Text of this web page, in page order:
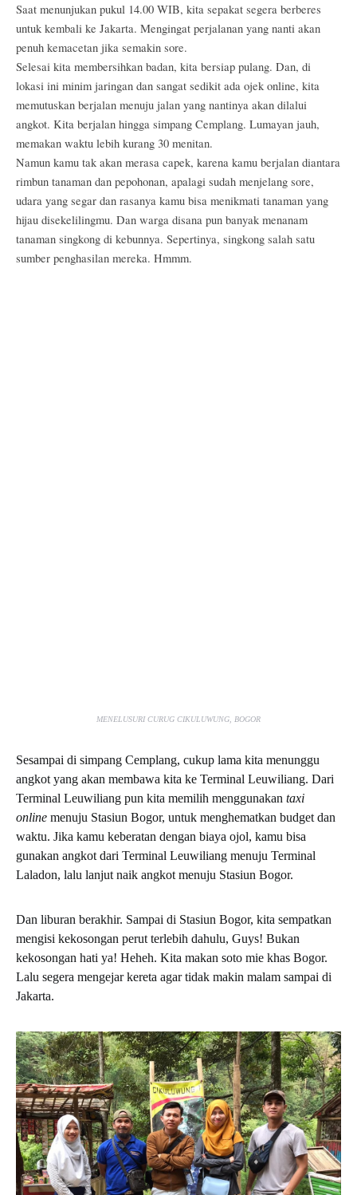
Saat menunjukan pukul 14.00 WIB, kita sepakat segera berberes
untuk kembali ke Jakarta. Mengingat perjalanan yang nanti akan
penuh kemacetan jika semakin sore.
Selesai kita membersihkan badan, kita bersiap pulang. Dan, di
lokasi ini minim jaringan dan sangat sedikit ada ojek online, kita
memutuskan berjalan menuju jalan yang nantinya akan dilalui
angkot. Kita berjalan hingga simpang Cemplang. Lumayan jauh,
memakan waktu lebih kurang 30 menitan.
Namun kamu tak akan merasa capek, karena kamu berjalan diantara
rimbun tanaman dan pepohonan, apalagi sudah menjelang sore,
udara yang segar dan rasanya kamu bisa menikmati tanaman yang
hijau disekelilingmu. Dan warga disana pun banyak menanam
tanaman singkong di kebunnya. Sepertinya, singkong salah satu
sumber penghasilan mereka. Hmmm.
MENELUSURI CURUG CIKULUWUNG, BOGOR
Sesampai di simpang Cemplang, cukup lama kita menunggu
angkot yang akan membawa kita ke Terminal Leuwiliang. Dari
Terminal Leuwiliang pun kita memilih menggunakan taxi
online menuju Stasiun Bogor, untuk menghematkan budget dan
waktu. Jika kamu keberatan dengan biaya ojol, kamu bisa
gunakan angkot dari Terminal Leuwiliang menuju Terminal
Laladon, lalu lanjut naik angkot menuju Stasiun Bogor.
Dan liburan berakhir. Sampai di Stasiun Bogor, kita sempatkan
mengisi kekosongan perut terlebih dahulu, Guys! Bukan
kekosongan hati ya! Heheh. Kita makan soto mie khas Bogor.
Lalu segera mengejar kereta agar tidak makin malam sampai di
Jakarta.